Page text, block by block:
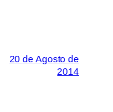
20 de Agosto de
2014